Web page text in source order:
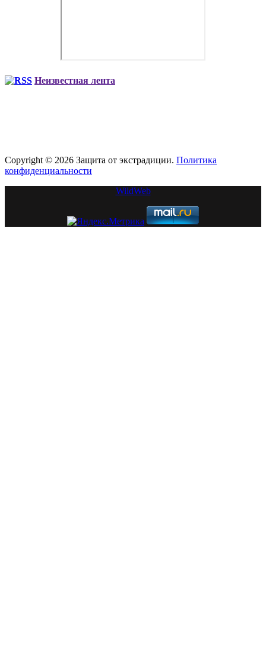
Неизвестная лента
Copyright © 2026 Защита от экстрадиции. Политика
конфиденциальности
WildWeb